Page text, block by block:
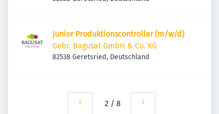
Junior Produktionscontroller (m/w/d)
Gebr. Bagusat GmbH & Co. KG
82538 Geretsried, Deutschland
2 / 8